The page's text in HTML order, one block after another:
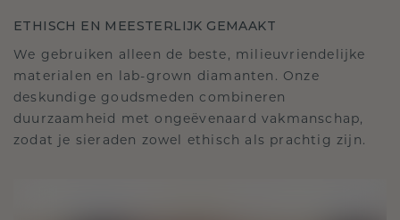
ETHISCH EN MEESTERLIJK GEMAAKT
We gebruiken alleen de beste, milieuvriendelijke
materialen en lab-grown diamanten. Onze
deskundige goudsmeden combineren
duurzaamheid met ongeëvenaard vakmanschap,
zodat je sieraden zowel ethisch als prachtig zijn.